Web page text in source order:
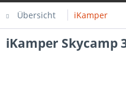
Übersicht iKamper
iKamper Skycamp